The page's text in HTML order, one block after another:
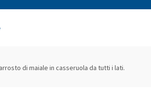
di maiale in casseruola da tutti i lati.